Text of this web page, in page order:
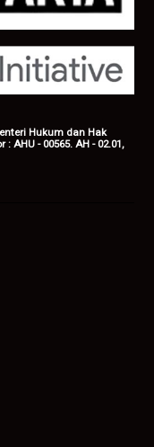
Hukum dan Hak
AHU - 00565. AH - 02.01,